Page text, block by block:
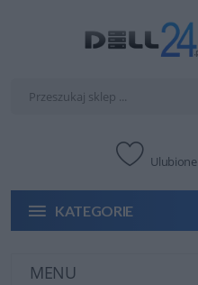
Ulubione
KATEGORIE
MENU